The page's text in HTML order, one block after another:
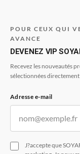
POUR CEUX QUI
AVANCE
DEVENEZ VIP
Recevez les nouveautés
sélectionnées
Adresse e-mail
J?accepte que